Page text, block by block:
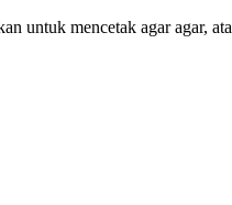
untuk mencetak agar agar,